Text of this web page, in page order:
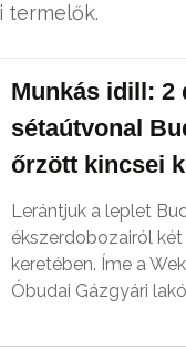
termelők.
Munkás idill: 2
sétaútvonal
őrzött kincsei
Lerántjuk a leplet
ékszerdobozairól
keretében. Íme a
Óbudai Gázgyári